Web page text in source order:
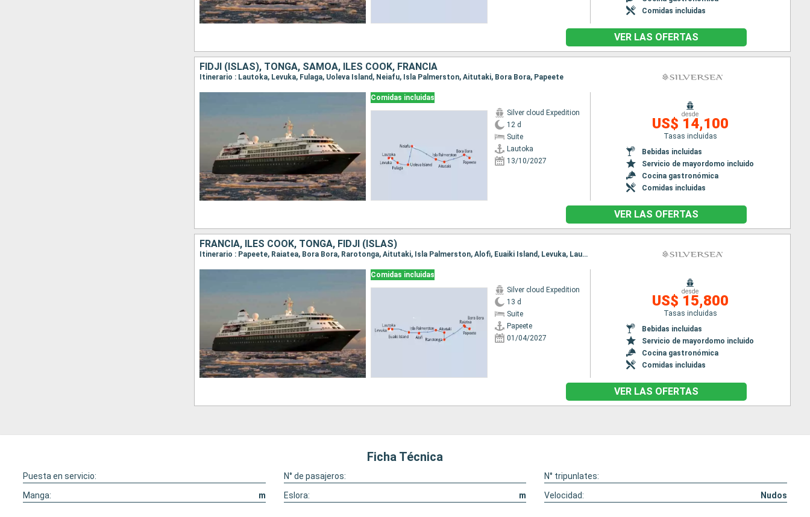
Comidas incluidas
VER LAS OFERTAS
FIDJI (ISLAS), TONGA, SAMOA, ILES COOK, FRANCIA
Itinerario : Lautoka, Levuka, Fulaga, Uoleva Island, Neiafu, Isla Palmerston, Aitutaki, Bora Bora, Papeete
Comidas incluidas
Silver cloud Expedition
12 d
Suite
Lautoka
13/10/2027
desde
US$ 14,100
Tasas incluidas
Bebidas incluidas
Servicio de mayordomo incluido
Cocina gastronómica
Comidas incluidas
VER LAS OFERTAS
FRANCIA, ILES COOK, TONGA, FIDJI (ISLAS)
Itinerario : Papeete, Raiatea, Bora Bora, Rarotonga, Aitutaki, Isla Palmerston, Alofi, Euaiki Island, Levuka, Lautoka
Comidas incluidas
Silver cloud Expedition
13 d
Suite
Papeete
01/04/2027
desde
US$ 15,800
Tasas incluidas
Bebidas incluidas
Servicio de mayordomo incluido
Cocina gastronómica
Comidas incluidas
VER LAS OFERTAS
Ficha Técnica
Puesta en servicio: N° de pasajeros:
N° tripunlates:
Manga:
m Eslora: m Velocidad: Nudos